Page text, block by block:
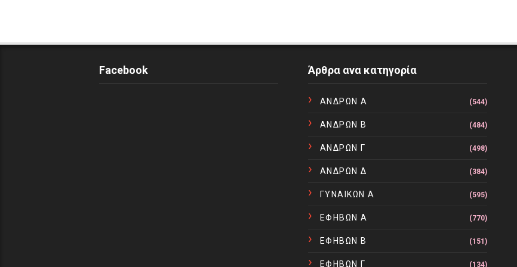
Facebook Άρθρα ανα κατηγορία
ΑΝΔΡΩΝ Α (544)
ΑΝΔΡΩΝ Β (484)
ΑΝΔΡΩΝ Γ (498)
ΑΝΔΡΩΝ Δ (384)
ΓΥΝΑΙΚΩΝ Α (595)
ΕΦΗΒΩΝ Α (770)
ΕΦΗΒΩΝ Β (151)
ΕΦΗΒΩΝ Γ (134)